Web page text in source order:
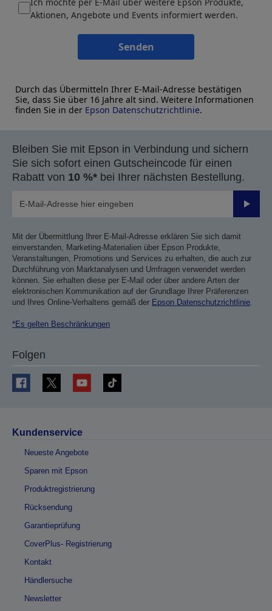
Aktionen, Angebote und Events informiert werden.
Senden
Durch das Übermitteln Ihrer E-Mail-Adresse bestätigen
Sie, dass Sie über 16 Jahre alt sind. Weitere Informationen
finden Sie in der Epson Datenschutzrichtlinie.
Bleiben Sie mit Epson in Verbindung und sichern
Sie sich sofort einen Gutscheincode für einen
Rabatt von 10 %* bei Ihrer nächsten Bestellung.
Mit der Übermittlung Ihrer E-Mail-Adresse erklären Sie sich damit
einverstanden, Marketing-Materialien über Epson Produkte,
Veranstaltungen, Promotions und Services zu erhalten, die auch zur
Durchführung von Marktanalysen und Umfragen verwendet werden
können. Sie erhalten diese per E-Mail oder über andere Arten der
elektronischen Kommunikation auf der Grundlage Ihrer Präferenzen
und Ihres Online-Verhaltens gemäß der Epson Datenschutzrichtlinie.
*Es gelten Beschränkungen
Folgen
Kundenservice
Neueste Angebote
Sparen mit Epson
Produktregistrierung
Rücksendung
Garantieprüfung
CoverPlus- Registrierung
Kontakt
Händlersuche
Newsletter